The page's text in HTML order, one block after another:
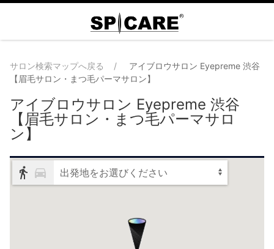
サロン検索マップへ戻る
アイブロウサロン Eyepreme 渋谷
【眉毛サロン・まつ毛パーマサロン】
アイブロウサロン Eyepreme 渋谷
【眉毛サロン・まつ毛パーマサロ
ン】
出発地をお選びください